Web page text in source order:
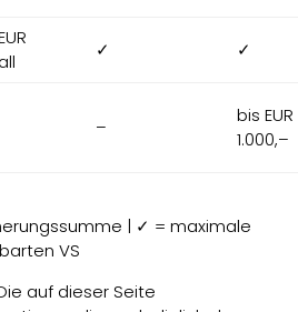
✓ ✓
–
bis EUR
1.000,–
| ✓ = maximale
VS
auf dieser Seite